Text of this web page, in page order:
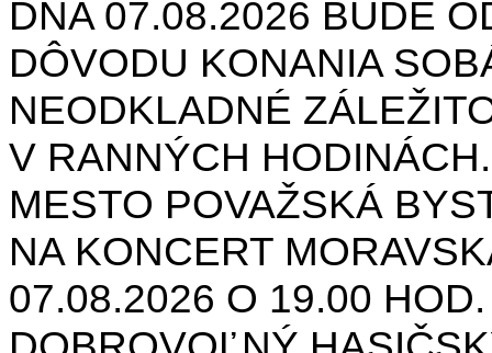
DŇA 07.08.2026 BUDE
DÔVODU KONANIA
NEODKLADNÉ
V RANNÝCH
MESTO POVAŽSKÁ
NA KONCERT
07.08.2026 O 19.00